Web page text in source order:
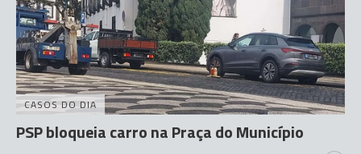
CASOS DO DIA
PSP bloqueia carro na Praça do Município